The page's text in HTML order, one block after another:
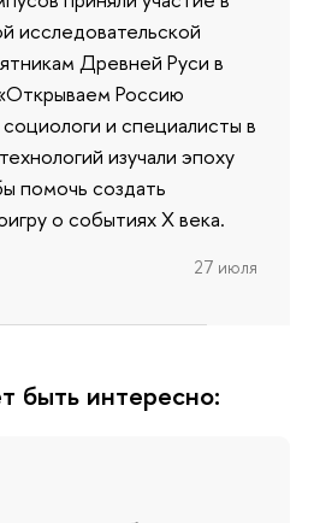
исследовательской
Древней Руси в
Россию
и специалисты в
изучали эпоху
помочь создать
о событиях X века.
27 июля
быть интересно: